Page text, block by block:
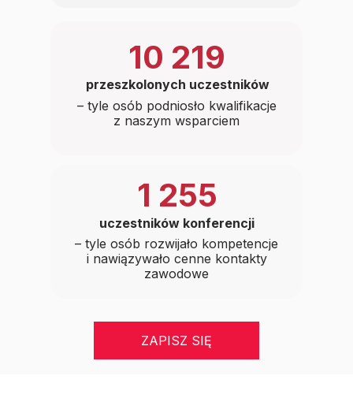
– tyle osób podniosło kwalifikacje
z naszym wsparciem
przeszkolonych uczestników
10 219
– tyle osób rozwijało kompetencje
i nawiązywało cenne kontakty
zawodowe
uczestników konferencji
1 255
ZAPISZ SIĘ